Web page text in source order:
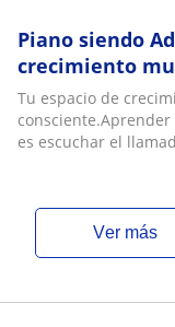
Piano siendo
crecimiento
Tu espacio de
es escuchar el
ver más